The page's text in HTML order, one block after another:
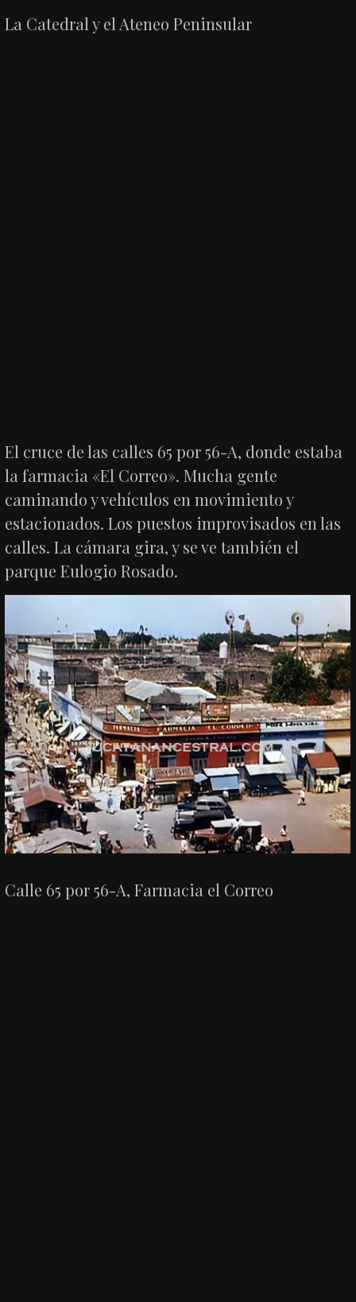
La Catedral y el Ateneo Peninsular
El cruce de las calles 65 por 56-A, donde estaba
la farmacia «El Correo». Mucha gente
caminando y vehículos en movimiento y
estacionados. Los puestos improvisados en las
calles. La cámara gira, y se ve también el
parque Eulogio Rosado.
Calle 65 por 56-A, Farmacia el Correo